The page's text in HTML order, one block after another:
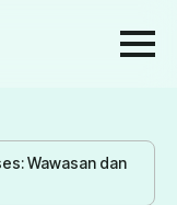
Wawasan dan